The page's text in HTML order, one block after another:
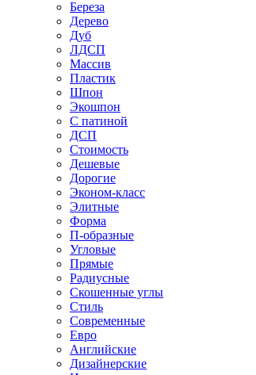
Береза
Дерево
Дуб
ЛДСП
Массив
Пластик
Шпон
Экошпон
С патиной
ДСП
Стоимость
Дешевые
Дорогие
Эконом-класс
Элитные
Форма
П-образные
Угловые
Прямые
Радиусные
Скошенные углы
Стиль
Современные
Евро
Английские
Дизайнерские